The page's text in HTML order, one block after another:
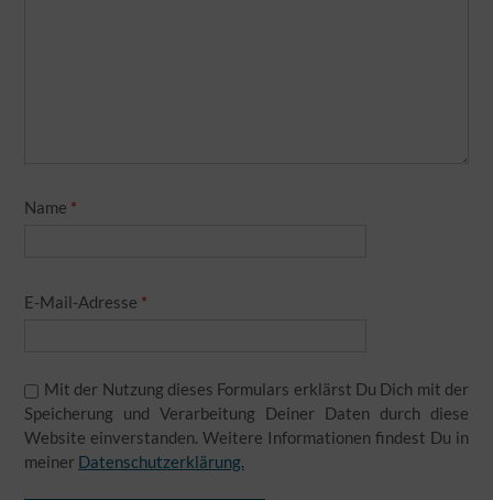
Name *
E-Mail-Adresse *
Mit der Nutzung dieses Formulars erklärst Du Dich mit der
Speicherung und Verarbeitung Deiner Daten durch diese
Website einverstanden. Weitere Informationen findest Du in
meiner Datenschutzerklärung.